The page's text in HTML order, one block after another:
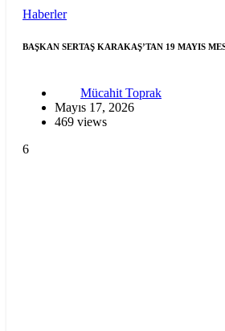
Haberler
BAŞKAN SERTAŞ KARAKAŞ’TAN 19 MAYIS
Mücahit Toprak
Mayıs 17, 2026
469 views
6